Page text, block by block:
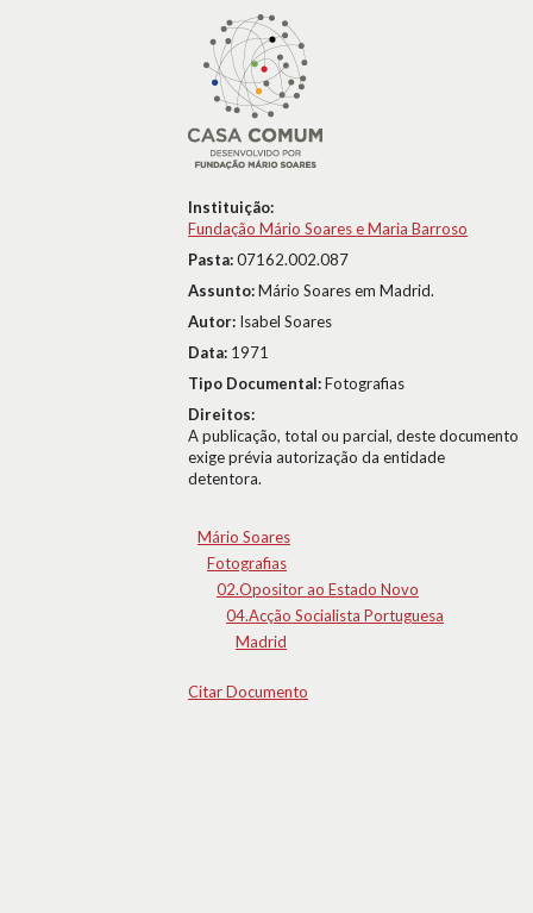
Instituição:
Fundação Mário Soares e Maria Barroso
Pasta:07162.002.087
Assunto:Mário Soares em Madrid.
Autor: Isabel Soares
Data: 1971
Tipo Documental:Fotografias
Direitos:
A publicação, total ou parcial, deste documento
exige prévia autorização da entidade
detentora.
Mário Soares
Fotografias
02.Opositor ao Estado Novo
04.Acção Socialista Portuguesa
Madrid
Citar Documento